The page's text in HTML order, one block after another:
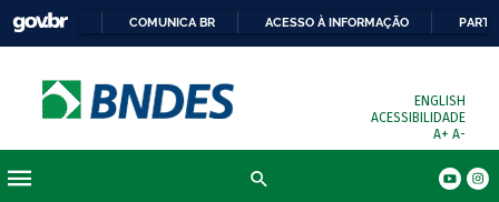
COMUNICA BR ACESSO À INFORMAÇÃO
ENGLISH
ACESSIBILIDADE
A+ A-